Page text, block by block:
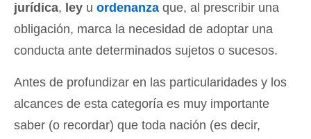
jurídica, ley u ordenanza que, al prescribir una
obligación, marca la necesidad de adoptar una
conducta ante determinados sujetos o sucesos.
Antes de profundizar en las particularidades y los
alcances de esta categoría es muy importante
saber (o recordar) que toda nación (es decir,